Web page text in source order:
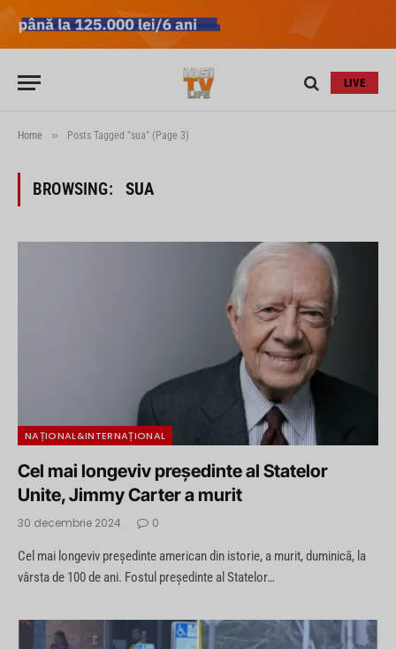
LIVE
Home » Posts Tagged "sua" (Page 3)
BROWSING: SUA
NAȚIONAL&INTERNAȚIONAL
Cel mai longeviv președinte al Statelor
Unite, Jimmy Carter a murit
30 decembrie 2024 0
Cel mai longeviv preşedinte american din istorie, a murit, duminică, la
vârsta de 100 de ani. Fostul președinte al Statelor…